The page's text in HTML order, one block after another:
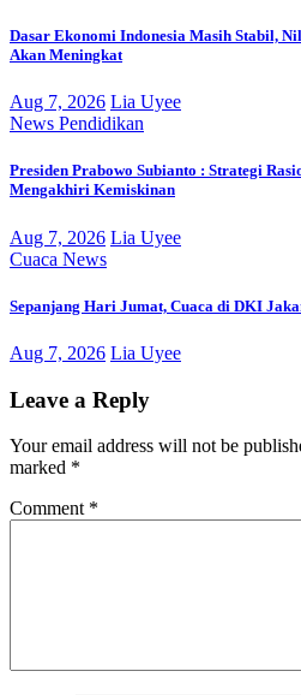
Dasar Ekonomi Indonesia Masih Stabil,
Akan Meningkat
Aug 7, 2026 Lia Uyee
News Pendidikan
Presiden Prabowo Subianto : Strategi
Mengakhiri Kemiskinan
Aug 7, 2026 Lia Uyee
Cuaca News
Sepanjang Hari Jumat, Cuaca di DKI
Aug 7, 2026 Lia Uyee
Leave a Reply
Your email address will not be
marked *
Comment *